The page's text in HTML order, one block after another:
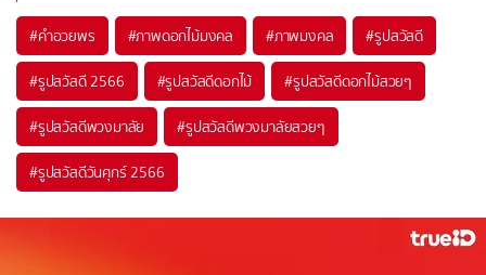
#คำอวยพร #ภาพดอกไม้มงคล #ภาพมงคล #รูปสวัสดี
#รูปสวัสดี 2566 #รูปสวัสดีดอกไม้ #รูปสวัสดีดอกไม้สวยๆ
#รูปสวัสดีพวงมาลัย #รูปสวัสดีพวงมาลัยสวยๆ
#รูปสวัสดีวันศุกร์ 2566